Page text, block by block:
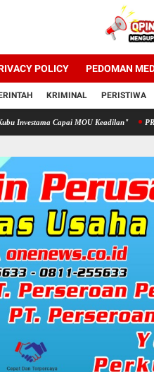
POLICY PEDOMAN
KRIMINAL PERISTIWA
Capai MOU Keadilan" PROF DR